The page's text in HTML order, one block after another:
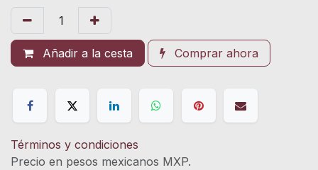
Añadir a la cesta Comprar ahora
Términos y condiciones
Precio en pesos mexicanos MXP.